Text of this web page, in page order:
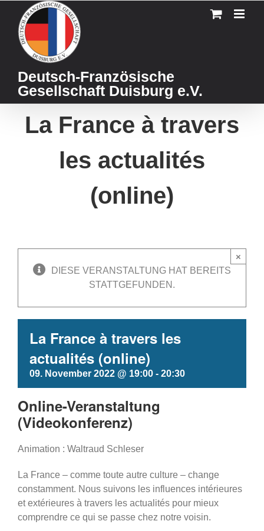
content
Deutsch-Französische
Gesellschaft Duisburg e.V.
La France à travers
les actualités
(online)
DIESE VERANSTALTUNG HAT BEREITS
STATTGEFUNDEN.
×
La France à travers les
actualités (online)
09. November 2022 @ 19:00 - 20:30
Online-Veranstaltung
(Videokonferenz)
Animation : Waltraud Schleser
La France – comme toute autre culture – change
constamment. Nous suivons les influences intérieures
et extérieures à travers les actualités pour mieux
comprendre ce qui se passe chez notre voisin.